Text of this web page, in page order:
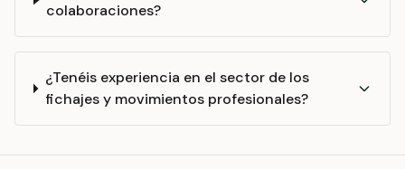
colaboraciones?
¿Tenéis experiencia en el sector de los
fichajes y movimientos profesionales?